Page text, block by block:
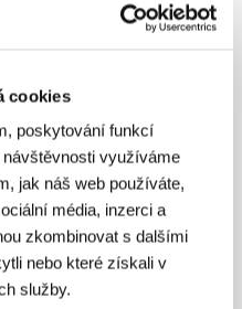
cookies
poskytování funkcí
využíváme
jak náš web používáte,
média, inzerci a
zkombinovat s dalšími
nebo které získali v
služby.
Lírio Ferreira, Hilton
Oliveira
Ceppas, Kassin, Otto
/ ProducentMurilo
Digital
/ Hrají
Matheus
José Dumont, Selton
Falcao, Luiz Carlos
Correa, Maria
Paulo César
Cinema Brasil